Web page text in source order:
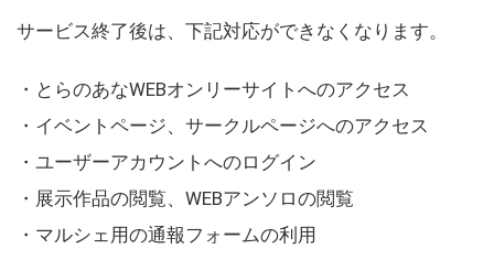
サービス終了後は、下記対応ができなくなります。
・とらのあなWEBオンリーサイトへのアクセス
・イベントページ、サークルページへのアクセス
・ユーザーアカウントへのログイン
・展示作品の閲覧、WEBアンソロの閲覧
・マルシェ用の通報フォームの利用